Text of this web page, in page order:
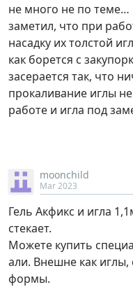
не много не по теме…
заметил, что при
насадку их толстой
как борется с
засерается так, что
прокаливание иглы
работе и игла под
moonchild
Mar 2023
Гель Акфикс и игла
стекает.
Можете купить
али. Внешне как иглы,
формы.